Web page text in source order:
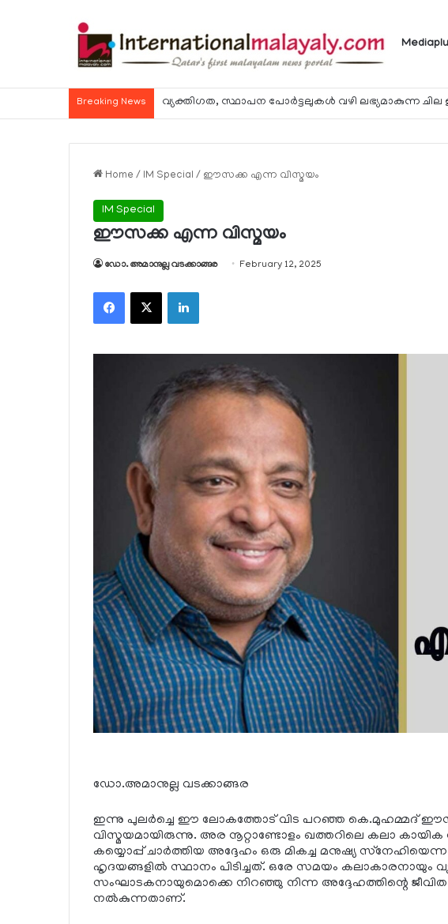
Breaking News വ്യക്തിഗത, സ്ഥാപന പോര്‍ട്ടലുകള്‍ വഴി ലഭ്യമാകുന്ന ചില
Home / IM Special / ഈസക്ക എന്ന വിസ്മയം
IM Special
ഈസക്ക എന്ന വിസ്മയം
ഡോ. അമാനുല്ല വടക്കാങ്ങര February 12, 2025
Facebook
X LinkedIn
ഡോ.അമാനുല്ല വടക്കാങ്ങര
ഇന്നു പുലര്‍ച്ചെ ഈ ലോകത്തോട് വിട പറഞ്ഞ കെ.മുഹമ്മദ്
വിസ്മയമായിരുന്നു. അര നൂറ്റാണ്ടോളം ഖത്തറിലെ കലാ
കയ്യൊപ്പ് ചാര്‍ത്തിയ അദ്ദേഹം ഒരു മികച്ച മനുഷ്യ
ഹൃദയങ്ങളില്‍ സ്ഥാനം പിടിച്ചത്. ഒരേ സമയം കലാകാരനായും
സംഘാടകനായുമൊക്കെ നിറഞ്ഞു നിന്ന അദ്ദേഹത്തിന്റെ
നല്‍കുന്നതാണ്.